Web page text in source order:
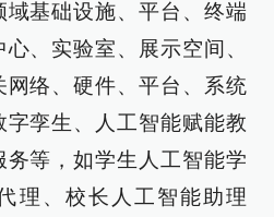
基础设施、平台、终端
、实验室、展示空间、
络、硬件、平台、系统
孪生、人工智能赋能教
等，如学生人工智能学
理、校长人工智能助理